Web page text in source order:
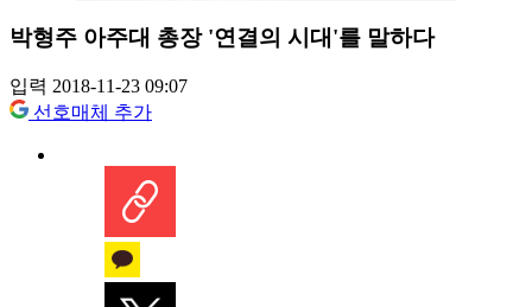
박형주 아주대 총장 '연결의 시대'를 말하다
입력 2018-11-23 09:07
선호매체 추가